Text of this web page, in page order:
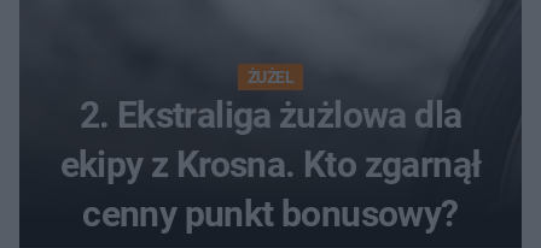
ŻUŻEL
2. Ekstraliga żużlowa dla
ekipy z Krosna. Kto zgarnął
cenny punkt bonusowy?